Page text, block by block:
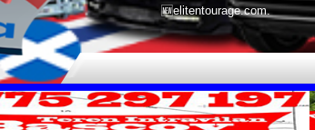
🆕elitentourage.com.